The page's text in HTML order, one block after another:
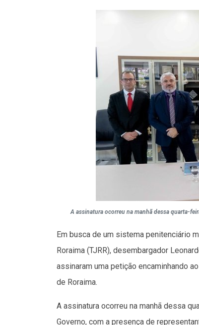
A assinatura ocorreu na manhã dessa quarta-
Em busca de um sistema penitenciário
Roraima (TJRR), desembargador
assinaram uma petição encaminhando
de Roraima.
A assinatura ocorreu na manhã dessa
Governo, com a presença de